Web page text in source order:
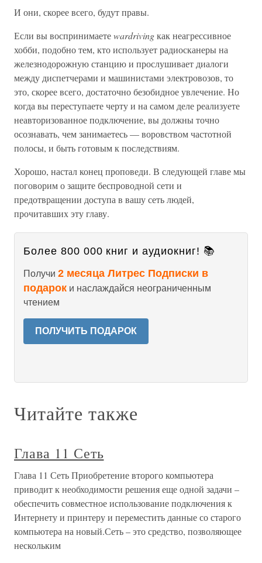
И они, скорее всего, будут правы.
Если вы воспринимаетеwardrivingкак неагрессивное
хобби, подобно тем, кто использует радиосканеры на
железнодорожную станцию и прослушивает диалоги
между диспетчерами и машинистами электровозов, то
это, скорее всего, достаточно безобидное увлечение. Но
когда вы переступаете черту и на самом деле реализуете
неавторизованное подключение, вы должны точно
осознавать, чем занимаетесь — воровством частотной
полосы, и быть готовым к последствиям.
Хорошо, настал конец проповеди. В следующей главе мы
поговорим о защите беспроводной сети и
предотвращении доступа в вашу сеть людей,
прочитавших эту главу.
Более 800 000 книг и аудиокниг! 📚
Получи 2 месяца Литрес Подписки в
подарок и наслаждайся неограниченным
чтением
ПОЛУЧИТЬ ПОДАРОК
Читайте также
Глава 11 Сеть
Глава 11 Сеть Приобретение второго компьютера
приводит к необходимости решения еще одной задачи –
обеспечить совместное использование подключения к
Интернету и принтеру и переместить данные со старого
компьютера на новый.Сеть – это средство, позволяющее
нескольким